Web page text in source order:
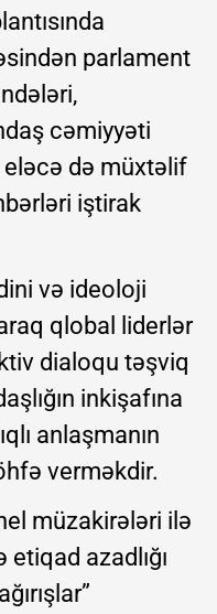
parlament
cəmiyyəti
eləcə də müxtəlif
iştirak
və ideoloji
qlobal liderlər
dialoqu təşviq
inkişafına
anlaşmanın
verməkdir.
müzakirələri ilə
azadlığı